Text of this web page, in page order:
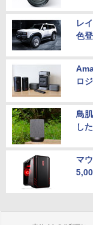
レ
色
ロ
鳥
し
マ